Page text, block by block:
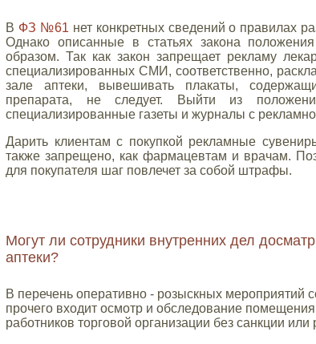
В ФЗ №61 нет конкретных сведений о правилах
Однако описанные в статьях закона
образом. Так как закон запрещает рекламу
специализированных СМИ, соответственно,
зале аптеки, вывешивать плакаты,
препарата, не следует. Выйти из
специализированные газеты и журналы с
Дарить клиентам с покупкой рекламные
также запрещено, как фармацевтам и врачам.
для покупателя шаг повлечет за собой штрафы.
Могут ли сотрудники внутренних дел
аптеки?
В перечень оперативно - розыскных мероприятий
прочего входит осмотр и обследование
работников торговой организации без санкции